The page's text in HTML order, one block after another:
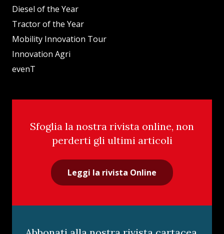
Diesel of the Year
Tractor of the Year
Mobility Innovation Tour
Innovation Agri
evenT
Sfoglia la nostra rivista online, non
perderti gli ultimi articoli
Leggi la rivista Online